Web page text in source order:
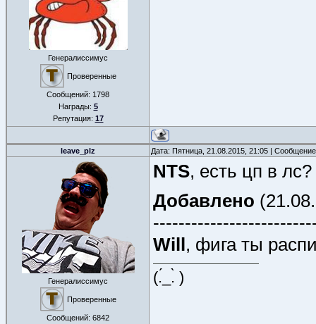
Генералиссимус
Проверенные
Сообщений: 1798
Награды: 5
Репутация: 17
leave_plz Дата: Пятница, 21.08.2015, 21:05 |
Генералиссимус
Проверенные
Сообщений: 6842
NTS, есть цп в лс?
Добавлено
Will, фига ты
(.́_.̀ )